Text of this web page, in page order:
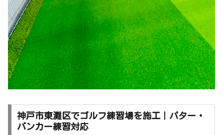
神戸市東灘区でゴルフ練習場を施工｜パター・
バンカー練習対応